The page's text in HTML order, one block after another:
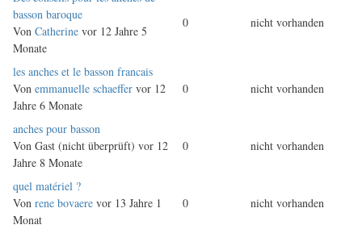
Thema
basson baroque
Von Catherine vor 12 Jahre 5
Monate
0 nicht vorhanden
Normales
Thema
les anches et le basson francais
Von emmanuelle schaeffer vor 12
Jahre 6 Monate
0 nicht vorhanden
Normales
Thema
anches pour basson
Von Gast (nicht überprüft) vor 12
Jahre 8 Monate
0 nicht vorhanden
Normales
Thema
quel matériel ?
Von rene bovaere vor 13 Jahre 1
Monat
0 nicht vorhanden